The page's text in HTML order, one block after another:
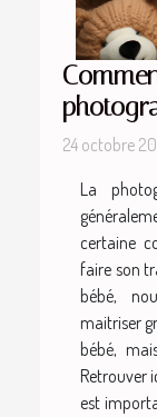
24 octobre
La
certaine
faire son
bébé,
maitriser
bébé,
Retrouver
est